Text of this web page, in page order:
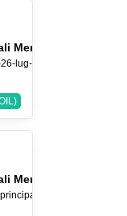
Mercati-26-lug-2026
lug-2026 Nel Video
Mercati-19-lug-2026
Indici Azionari